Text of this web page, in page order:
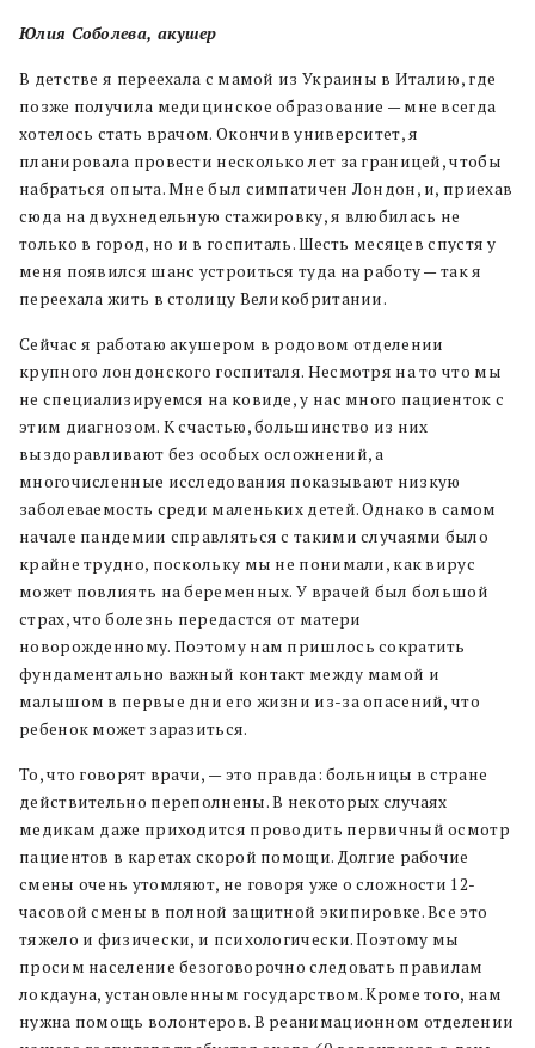
Юлия Соболева, акушер
В детстве я переехала с мамой из Украины в Италию, где
позже получила медицинское образование — мне всегда
хотелось стать врачом. Окончив университет, я
планировала провести несколько лет за границей, чтобы
набраться опыта. Мне был симпатичен Лондон, и, приехав
сюда на двухнедельную стажировку, я влюбилась не
только в город, но и в госпиталь. Шесть месяцев спустя у
меня появился шанс устроиться туда на работу — так я
переехала жить в столицу Великобритании.
Сейчас я работаю акушером в родовом отделении
крупного лондонского госпиталя. Несмотря на то что мы
не специализируемся на ковиде, у нас много пациенток с
этим диагнозом. К счастью, большинство из них
выздоравливают без особых осложнений, а
многочисленные исследования показывают низкую
заболеваемость среди маленьких детей. Однако в самом
начале пандемии справляться с такими случаями было
крайне трудно, поскольку мы не понимали, как вирус
может повлиять на беременных. У врачей был большой
страх, что болезнь передастся от матери
новорожденному. Поэтому нам пришлось сократить
фундаментально важный контакт между мамой и
малышом в первые дни его жизни из-за опасений, что
ребенок может заразиться.
То, что говорят врачи, — это правда: больницы в стране
действительно переполнены. В некоторых случаях
медикам даже приходится проводить первичный осмотр
пациентов в каретах скорой помощи. Долгие рабочие
смены очень утомляют, не говоря уже о сложности 12-
часовой смены в полной защитной экипировке. Все это
тяжело и физически, и психологически. Поэтому мы
просим население безоговорочно следовать правилам
локдауна, установленным государством. Кроме того, нам
нужна помощь волонтеров. В реанимационном отделении